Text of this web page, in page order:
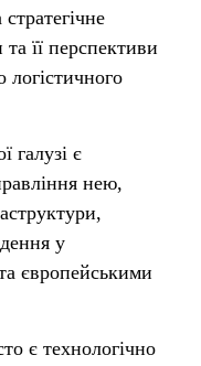
її перспективи
логістичного
галузі є
нею,
у
європейськими
є технологічно